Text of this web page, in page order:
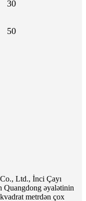
30
50
Ltd., İnci Çayı
Quangdong əyalətinin
metrdən çox